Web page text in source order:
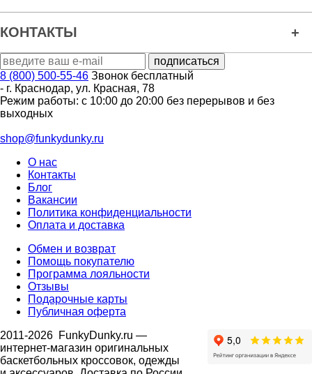
КОНТАКТЫ
8 (800) 500-55-46 Звонок бесплатный
- г. Краснодар, ул. Красная, 78
Режим работы: с 10:00 до 20:00 без перерывов и без
выходных
shop@funkydunky.ru
О нас
Контакты
Блог
Вакансии
Политика конфиденциальности
Оплата и доставка
Обмен и возврат
Помощь покупателю
Программа лояльности
Отзывы
Подарочные карты
Публичная оферта
2011-2026 FunkyDunky.ru —
интернет-магазин оригинальных
баскетбольных кроссовок, одежды